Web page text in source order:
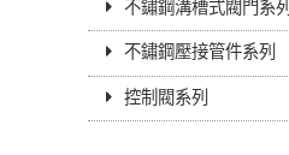
不鏽鋼溝槽式閥門系列
不鏽鋼壓接管件系列
控制閥系列